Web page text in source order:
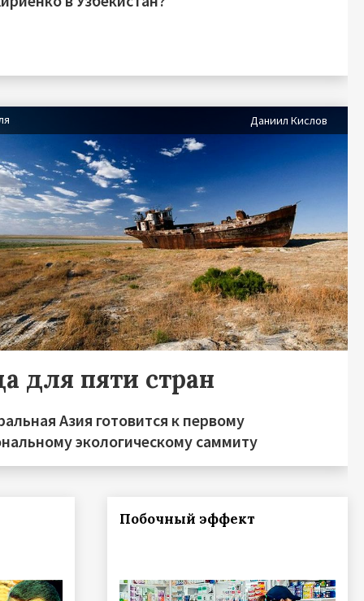
Даниил Кислов
для пяти стран
Азия готовится к первому
экологическому саммиту
Побочный эффект